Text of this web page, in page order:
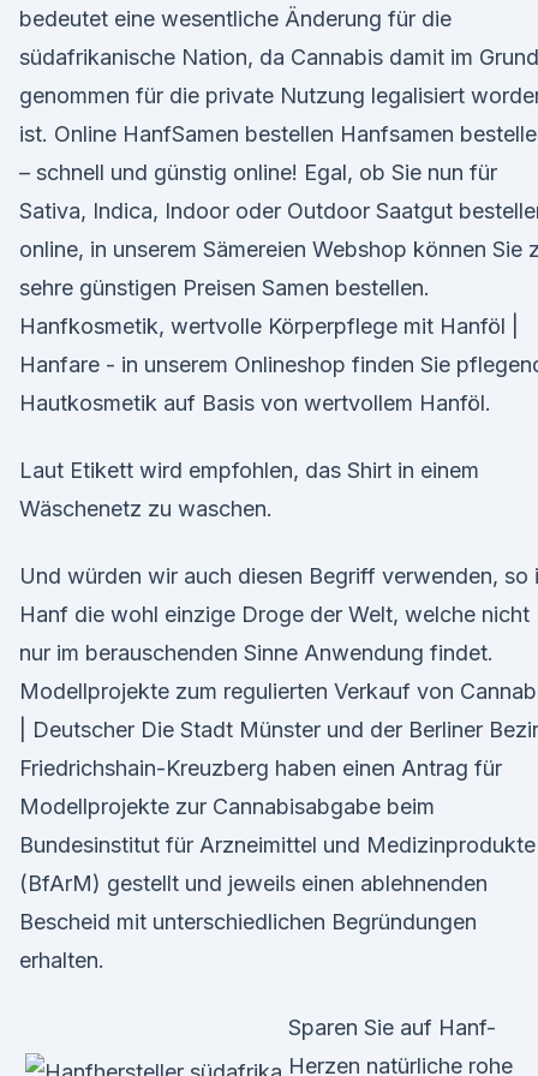
bedeutet eine wesentliche Änderung für die
südafrikanische Nation, da Cannabis damit im
genommen für die private Nutzung legalisiert
ist. Online HanfSamen bestellen Hanfsamen
– schnell und günstig online! Egal, ob Sie nun für
Sativa, Indica, Indoor oder Outdoor Saatgut
online, in unserem Sämereien Webshop können Sie
sehre günstigen Preisen Samen bestellen.
Hanfkosmetik, wertvolle Körperpflege mit Hanföl |
Hanfare - in unserem Onlineshop finden Sie
Hautkosmetik auf Basis von wertvollem Hanföl.
Laut Etikett wird empfohlen, das Shirt in einem
Wäschenetz zu waschen.
Und würden wir auch diesen Begriff verwenden, so
Hanf die wohl einzige Droge der Welt, welche nicht
nur im berauschenden Sinne Anwendung findet.
Modellprojekte zum regulierten Verkauf von
| Deutscher Die Stadt Münster und der Berliner
Friedrichshain-Kreuzberg haben einen Antrag für
Modellprojekte zur Cannabisabgabe beim
Bundesinstitut für Arzneimittel und Medizinprodukte
(BfArM) gestellt und jeweils einen ablehnenden
Bescheid mit unterschiedlichen Begründungen
erhalten.
Sparen Sie auf Hanf-
Herzen natürliche rohe